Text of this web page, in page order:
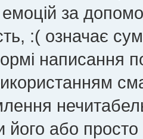
за
:( означає
написання
його або